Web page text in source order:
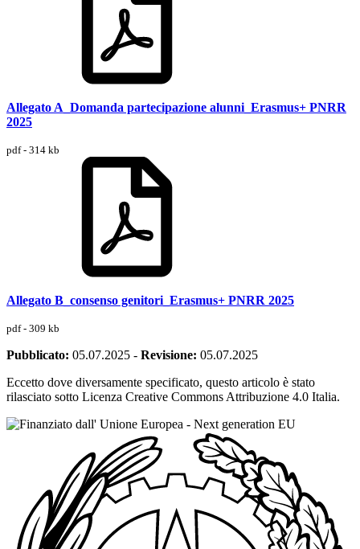
Allegato A_Domanda partecipazione alunni_Erasmus+ PNRR
2025
pdf - 314 kb
Allegato B_consenso genitori_Erasmus+ PNRR 2025
pdf - 309 kb
Pubblicato: 05.07.2025 - Revisione: 05.07.2025
Eccetto dove diversamente specificato, questo articolo è stato
rilasciato sotto Licenza Creative Commons Attribuzione 4.0 Italia.